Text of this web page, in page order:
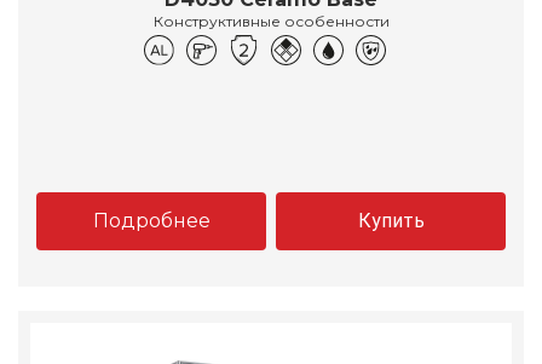
Конструктивные особенности
Подробнее Купить